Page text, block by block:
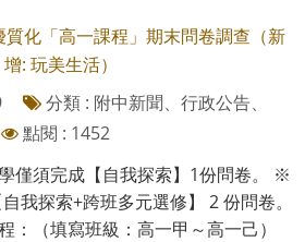
化「高一課程」期末問卷調查（新
增: 玩美生活）
分類 : 附中新聞、行政公告、
點閱 : 1452
僅須完成【自我探索】1份問卷。 ※
我探索+跨班多元選修】 2 份問卷。
：（填寫班級：高一甲～高一己）